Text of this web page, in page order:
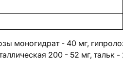
моногидрат - 40 мг,
200 - 52 мг, тальк